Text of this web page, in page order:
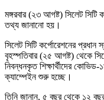
মঙ্গরবার (২৩ আগষ্ট) সিলেট সিটি
তথ্য জানানো হয়।
সিলেট সিটি কর্পোরেশনের প্রধান
বৃহস্পতিবার (২৫ আগষ্ট) থেকে
নিবন্ধনকৃত শিক্ষার্থীদের কোভিড-
ক্যাম্পেইন শুরু হচ্ছে।
তিনি জানান, ৫ বছর থেকে ১২ বছর